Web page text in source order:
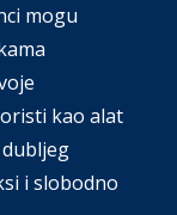
mogu
kao alat
i slobodno